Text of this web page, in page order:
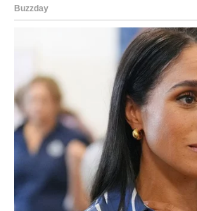
nego i mudrija.
put prema samospoznaji i
PREUZMITE
⋆ KNJIGA SA
Upiši svoj email i preuzmi
knjigu s receptima! Uživaj u
i ukusnim jelima koja će
najdraže.